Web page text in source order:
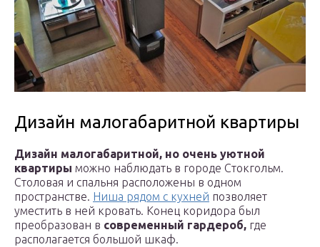
Дизайн малогабаритной квартиры
Дизайн малогабаритной, но очень уютной
квартиры можно наблюдать в городе Стокгольм.
Столовая и спальня расположены в одном
пространстве. Ниша рядом с кухней позволяет
уместить в ней кровать. Конец коридора был
преобразован в современный гардероб, где
располагается большой шкаф.